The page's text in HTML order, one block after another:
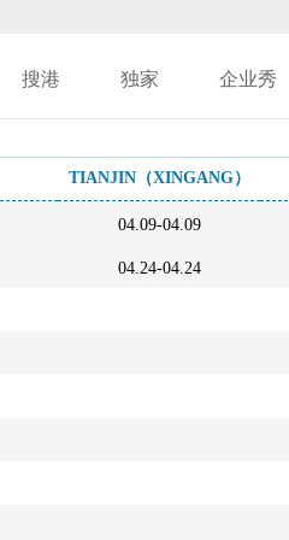
搜港 独家 企业秀
TIANJIN（XINGANG）
04.09-04.09
04.24-04.24